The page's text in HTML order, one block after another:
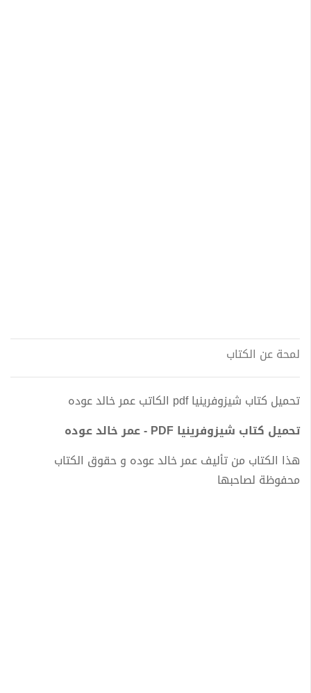
لمحة عن الكتاب
تحميل كتاب شيزوفرينيا pdf الكاتب عمر خالد عوده
تحميل كتاب شيزوفرينيا PDF - عمر خالد عوده
هذا الكتاب من تأليف عمر خالد عوده و حقوق الكتاب
محفوظة لصاحبها